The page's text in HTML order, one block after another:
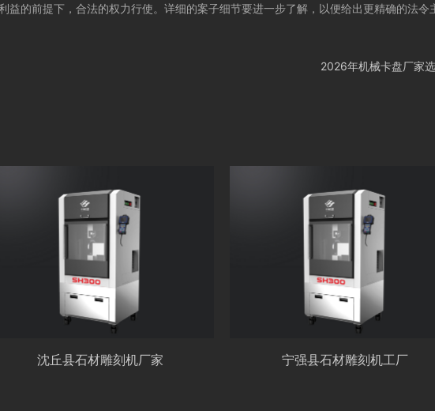
的前提下，合法的权力行使。详细的案子细节要进一步了解，以便给出更精确的法令
2026年机械卡盘厂家选型完整
沈丘县石材雕刻机厂家 宁强县石材雕刻机工厂